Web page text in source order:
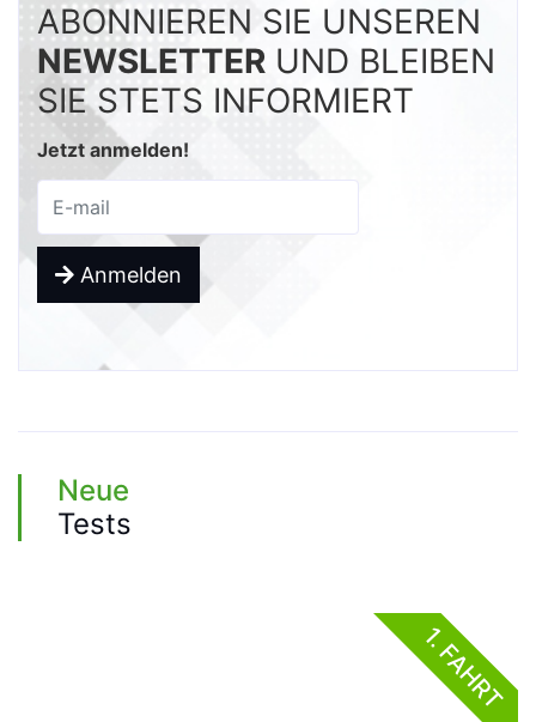
ABONNIEREN SIE UNSEREN
NEWSLETTER UND BLEIBEN
SIE STETS INFORMIERT
Jetzt anmelden!
Anmelden
Neue
Tests
1. FAHRT